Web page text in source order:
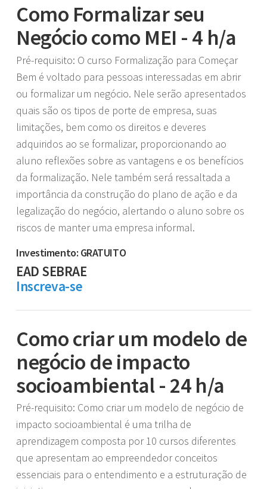
Como Formalizar seu
Negócio como MEI - 4 h/a
Pré-requisito: O curso Formalização para Começar
Bem é voltado para pessoas interessadas em abrir
ou formalizar um negócio. Nele serão apresentados
quais são os tipos de porte de empresa, suas
limitações, bem como os direitos e deveres
adquiridos ao se formalizar, proporcionando ao
aluno reflexões sobre as vantagens e os benefícios
da formalização. Nele também será ressaltada a
importância da construção do plano de ação e da
legalização do negócio, alertando o aluno sobre os
riscos de manter uma empresa informal.
Investimento: GRATUITO
EAD SEBRAE
Inscreva-se
Como criar um modelo de
negócio de impacto
socioambiental - 24 h/a
Pré-requisito: Como criar um modelo de negócio de
impacto socioambiental é uma trilha de
aprendizagem composta por 10 cursos diferentes
que apresentam ao empreendedor conceitos
essenciais para o entendimento e a estruturação de